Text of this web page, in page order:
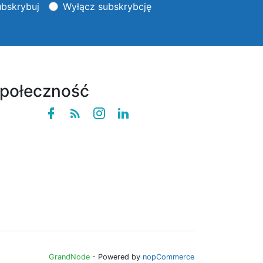
Wyłącz subskrybcję
GrandNode - Powered by nopCommerce